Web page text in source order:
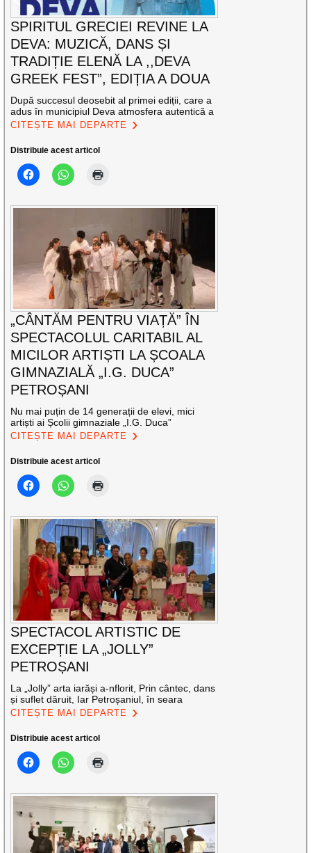
SPIRITUL GRECIEI REVINE LA
DEVA: MUZICĂ, DANS ȘI
TRADIȚIE ELENĂ LA ,,DEVA
GREEK FEST”, EDIȚIA A DOUA
După succesul deosebit al primei ediții, care a
adus în municipiul Deva atmosfera autentică a
CITEȘTE MAI DEPARTE
Distribuie acest articol
„CÂNTĂM PENTRU VIAȚĂ” ÎN
SPECTACOLUL CARITABIL AL
MICILOR ARTIȘTI LA ȘCOALA
GIMNAZIALĂ „I.G. DUCA”
PETROȘANI
Nu mai puțin de 14 generații de elevi, mici
artiști ai Școlii gimnaziale „I.G. Duca”
CITEȘTE MAI DEPARTE
Distribuie acest articol
SPECTACOL ARTISTIC DE
EXCEPȚIE LA „JOLLY”
PETROȘANI
La „Jolly” arta iarăși a-nflorit, Prin cântec, dans
și suflet dăruit, Iar Petroșaniul, în seara
CITEȘTE MAI DEPARTE
Distribuie acest articol